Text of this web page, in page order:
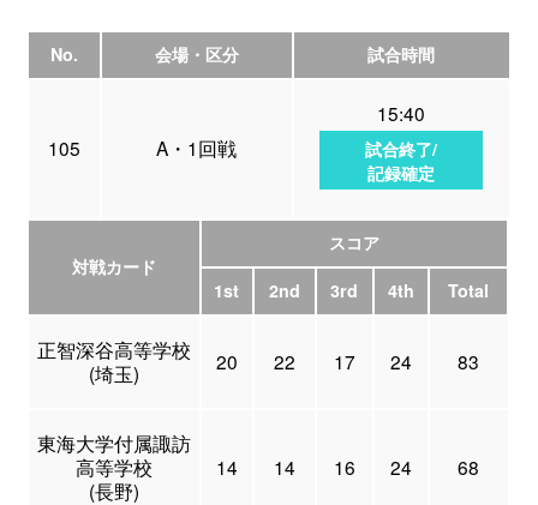
No. 会場・区分 試合時間
105 A・1回戦
15:40
試合終了/
記録確定
対戦カード
スコア
1st
2nd 3rd 4th Total
正智深谷高等学校
(埼玉)
20 22 17 24 83
東海大学付属諏訪
高等学校
(長野)
14 14 16 24 68